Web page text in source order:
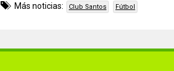
Más noticias: Club Santos Fútbol